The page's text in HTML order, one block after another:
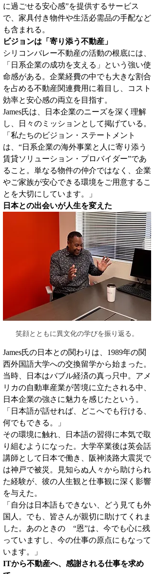
に過ごせる安心感”を提供するサービス
で、家具付き物件や生活必需品の手配など
も含まれる。
ビジョンは「寄り添う不動産」
シリコンバレー不動産の活動の根底には、
「日系企業の成功を支える」という強い使
命感がある。企業経費の中でも大きな割合
を占める不動産関連費用に着目し、コスト
効率と安心感の両立を目指す。
James氏は、日本企業のニーズを深く理解
し、日々のミッションとして掲げている。
「私たちのビジョン・ステートメント
は、“日系企業の海外事業と人に寄り添う
賃貸ソリューション・プロバイダー”であ
ること。単なる物件の仲介ではなく、企業
やご家族が安心できる環境をご用意するこ
とを大切にしています。」
日本との出会いが人生を変えた
笑顔とともに異文化の学びを振り返る。
James氏の日本との関わりは、1989年の関
西外国語大学への交換留学から始まった。
当時、日本はバブル経済の真っ只中。アメ
リカの自動車産業が苦境に立たされる中、
日本企業の強さに魅力を感じたという。
「日本語が話せれば、どこへでも行ける、
何でもできる。」
その環境に触れ、日本語の習得に本気で取
り組むようになった。大学卒業後は英会話
講師として日本で働き、阪神淡路大震災で
は神戸で被災。見知らぬ人々から助けられ
た経験が、彼の人生観と仕事観に深く影響
を与えた。
「自分は日本語もできない、どう見ても外
国人。でも、皆さんが親切に助けてくれま
した。あのときの　“恩”は、今でも心に残
っていますし、今の仕事の原点にもなって
います。」
ITから不動産へ、感謝される仕事を求め